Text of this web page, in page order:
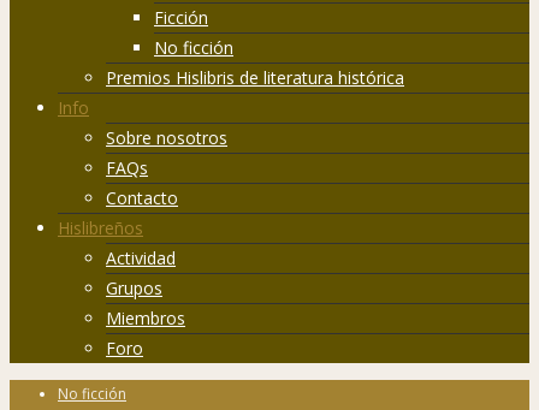
Ficción
No ficción
Premios Hislibris de literatura histórica
Info
Sobre nosotros
FAQs
Contacto
Hislibreños
Actividad
Grupos
Miembros
Foro
No ficción